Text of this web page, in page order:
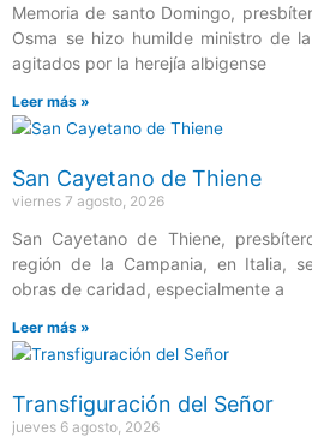
Memoria de santo Domingo,
Osma se hizo humilde ministro de
agitados por la herejía albigense
Leer más »
San Cayetano de Thiene
viernes 7 agosto, 2026
San Cayetano de Thiene,
región de la Campania, en Italia,
obras de caridad, especialmente a
Leer más »
Transfiguración del Señor
jueves 6 agosto, 2026